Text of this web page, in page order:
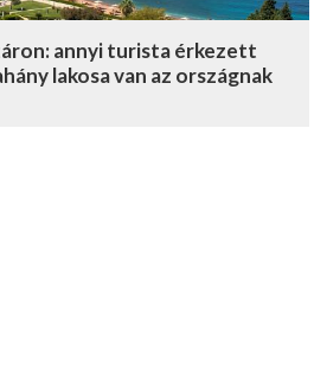
annyi turista érkezett
lakosa van az országnak